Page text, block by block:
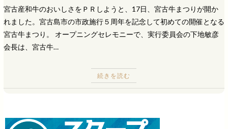
宮古産和牛のおいしさをＰＲしようと、17日、宮古牛まつりが開か
れました。宮古島市の市政施行５周年を記念して初めての開催となる
宮古牛まつり。 オープニングセレモニーで、実行委員会の下地敏彦
会長は、宮古牛…
続きを読む